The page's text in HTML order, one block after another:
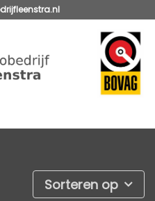
Sorteren op